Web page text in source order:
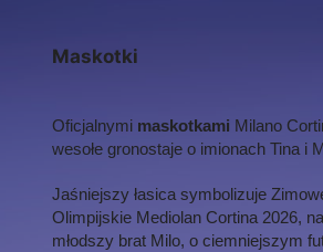
Maskotki
Oficjalnymi maskotkami Milano
wesołe gronostaje o imionach Tina i
Jaśniejszy łasica symbolizuje
Olimpijskie Mediolan Cortina 2026,
młodszy brat Milo, o ciemniejszym